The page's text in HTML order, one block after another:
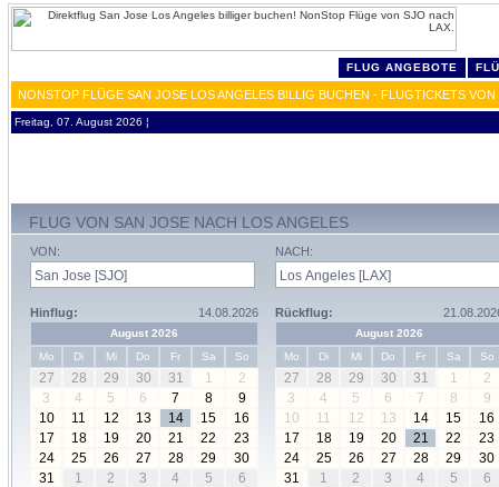
FLUG ANGEBOTE
NONSTOP FLÜGE SAN JOSE LOS ANGELES BILLIG BUCHEN - FLUGTICKETS
Freitag, 07. August 2026 ¦
FLUG VON SAN JOSE NACH LOS ANGELES
VON:
Hinflug: 14.08.2026
August 2026
Mo
Di Mi Do Fr Sa So
27 28 29 30 31 1
2
3
4 5 6 7 8
9
10
11 12 13 14 15
16
17
18 19 20 21 22
23
24
25 26 27 28 29
30
31
1 2 3 4 5 6
NACH:
Rückflug:
August 2026
Mo
Di Mi Do Fr Sa So
27 28 29 30 31 1
2
3
4 5 6 7 8
9
10
11 12 13 14 15
16
17
18 19 20 21 22
23
24
25 26 27 28 29
30
31
1 2 3 4 5 6